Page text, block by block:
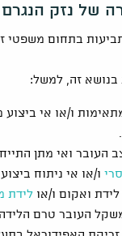
של נזק
בתחום משפטי
בנושא זה, למשל:
ו/או אי
העובר ואי מתן
ו/או אי ניתוח
ואקום ו/או לידת
העובר טרם